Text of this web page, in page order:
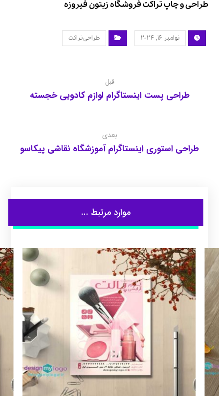
طراحی و چاپ تراکت فروشگاه زیتون فیروزه
نوامبر ۱۶, ۲۰۲۴ طراحی تراکت
قبل
طراحی پست اینستاگرام لوازم کادویی خجسته
بعدی
طراحی استوری اینستاگرام آموزشگاه نقاشی پیکاسو
موارد مرتبط ...